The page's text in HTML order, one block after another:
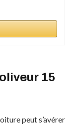
15
peut s’avérer